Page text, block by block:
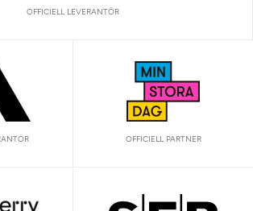
OFFICIELL LEVERANTÖR
OFFICIELL PARTNER